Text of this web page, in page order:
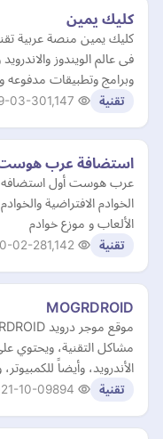
كليك يمين
كليك يمين منصة عربية
فى عالم الويندوز
وبرامج وتطبيقات مدفوعه
تقنية 03-30
استضافة عرب
عرب هوست أول
الخوادم الافتراضية
الألعاب و موزع خوادم
تقنية 02-28
MOGRDROID
مشاكل التقنية، ويحتوي
الأندرويد، وأيضاً للكمبيوتر،
تقنية 10-09